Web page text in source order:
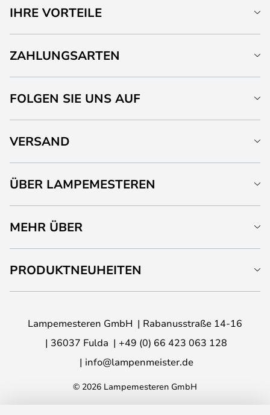
IHRE VORTEILE
ZAHLUNGSARTEN
FOLGEN SIE UNS AUF
VERSAND
ÜBER LAMPEMESTEREN
MEHR ÜBER
PRODUKTNEUHEITEN
Lampemesteren GmbH
Rabanusstraße 14-16
36037 Fulda
+49 (0) 66 423 063 128
info@lampenmeister.de
© 2026 Lampemesteren GmbH